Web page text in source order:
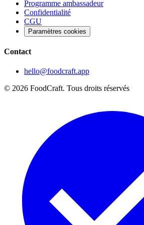
Programme ambassadeur
Confidentialité
CGU
Paramètres cookies
Contact
hello@foodcraft.app
© 2026 FoodCraft. Tous droits réservés